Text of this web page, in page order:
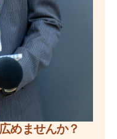
めませんか？